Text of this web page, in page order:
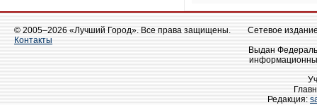
© 2005–2026 «Лучший Город». Все права защищены.
Контакты
Сетевое
Выдан
Редакция: